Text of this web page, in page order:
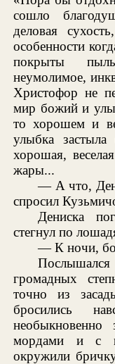
сошло
деловая
особенности
покрыты
неумолимое,
Христофор не
мир божий и
то хорошем и
улыбка
хорошая,
жары...
— А что,
спросил
Дениска
стегнул по
— К ночи,
громадных
точно из
бросились
мордами и с
окружили